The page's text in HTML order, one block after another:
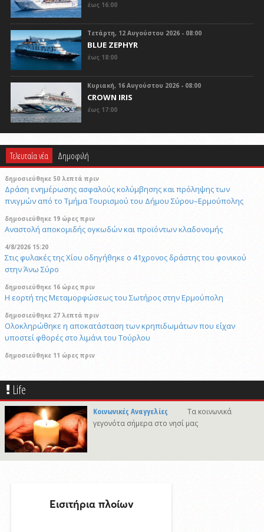
έως 16:00
Τετάρτη, 12 Αυγούστου 2026 - 08:00
BLUE ZEPHYR
έως 18:00
Κυριακή, 16 Αυγούστου 2026 - 08:00
CROWN IRIS
έως 17:00
Τελευταία νέα Δημοφιλή
δημοσιεύθηκε 50 λεπτά πριν
Δράση ενημέρωσης ασφαλούς κολύμβησης και πρόληψης των
πνιγμών από το Τμήμα Τουρισμού του Δήμου Σύρου–Ερμούπολης
δημοσιεύθηκε 19 ώρες πριν
Αναστολή αποκομιδής ογκωδών και προϊόντων κλαδονομής
4/8/2026 15:20
Στις φυλακές της Χίου οδηγήθηκε ο 41χρονος δράστης του φονικού
στην Άνω Σύρο
δημοσιεύθηκε 16 ώρες πριν
Η εορτή της Μεταμορφώσεως του Σωτήρος στην Ερμούπολη
δημοσιεύθηκε 27 λεπτά πριν
Oλοκληρώθηκε η αποκατάσταση των κρηπιδωμάτων που είχαν
υποστεί φθορές στο λιμάνι του Τούρλου
δημοσιεύθηκε 11 ώρες πριν
δημοσιεύθηκε 40 λεπτά πριν
Στο νησί της Κύθνου το 12ο Cycladic Young Patrons Summer Weekend
του Μουσείου Κυκλαδικής Τέχνης
δημοσιεύθηκε 20 ώρες πριν
Συνάντηση του Δημάρχου Σύρου - Ερμούπολης με τον Γενικό
«Να είναι γαλήνια τα νερά του τελευταίου σου ταξιδιού»: Συγκινεί ο
αδελφός του υπάρχου του Superferry που βρέθηκε νεκρός στην
Life
Κοινωνικές Αναγγελίες
Τα κοινωνικά
γεγονότα σήμερα στο νησί μας